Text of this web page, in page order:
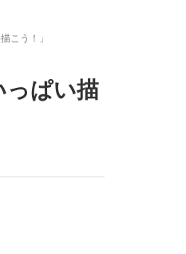
こう！」
ぱい描